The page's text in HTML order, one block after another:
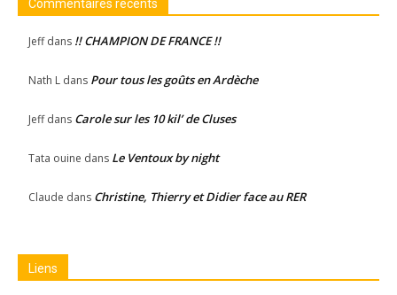
Commentaires récents
Jeffdans !! CHAMPION DE FRANCE !!
Nath L dans Pour tous les goûts en Ardèche
Jeffdans Carole sur les 10 kil’ de Cluses
Tata ouine dans Le Ventoux by night
Claude dans Christine, Thierry et Didier face au RER
Liens